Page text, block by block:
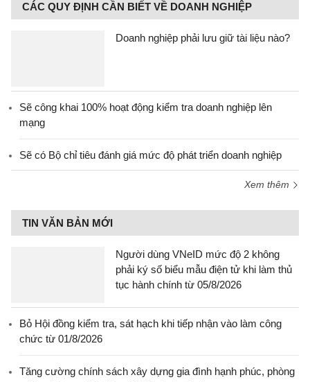
CÁC QUY ĐỊNH CẦN BIẾT VỀ DOANH NGHIỆP
Doanh nghiệp phải lưu giữ tài liệu nào?
Sẽ công khai 100% hoạt động kiểm tra doanh nghiệp lên
mạng
Sẽ có Bộ chỉ tiêu đánh giá mức độ phát triển doanh nghiệp
Xem thêm
TIN VĂN BẢN MỚI
Người dùng VNeID mức độ 2 không
phải ký số biểu mẫu điện tử khi làm thủ
tục hành chính từ 05/8/2026
Bỏ Hội đồng kiểm tra, sát hạch khi tiếp nhận vào làm công
chức từ 01/8/2026
Tăng cường chính sách xây dựng gia đình hạnh phúc, phòng